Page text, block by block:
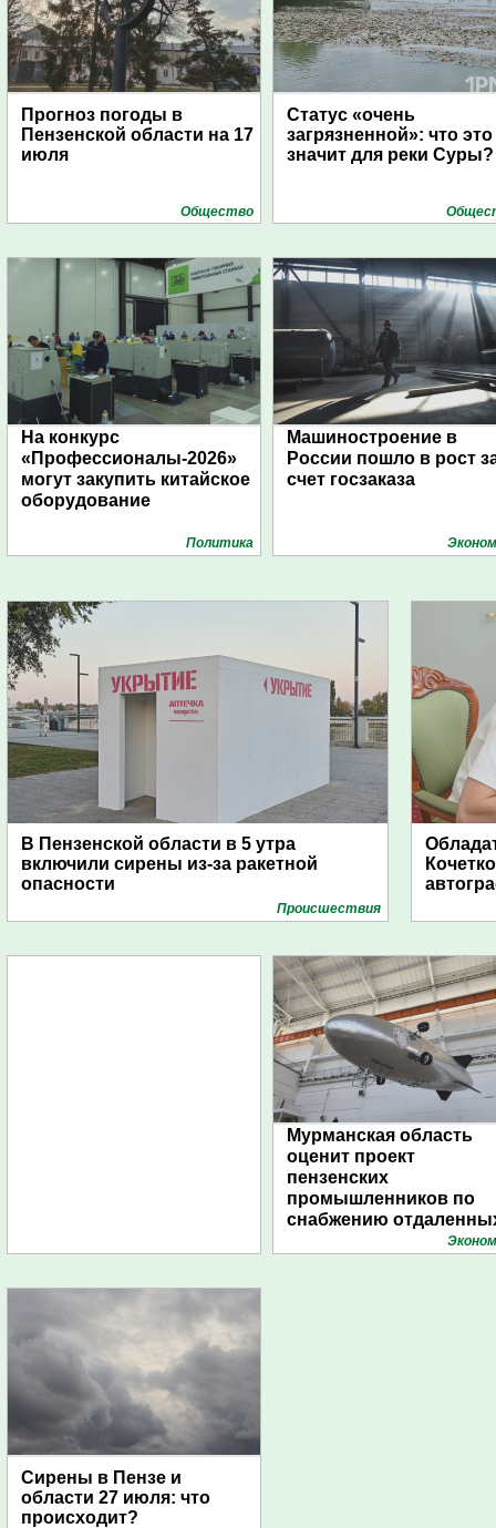
Прогноз погоды в
Пензенской области на 17
июля
Общество
Статус «очень
загрязненной»: что это
значит для реки Суры?
На конкурс
«Профессионалы-2026»
могут закупить китайское
оборудование
Политика
Машиностроение в
России пошло в рост
счет госзаказа
В Пензенской области в 5 утра
включили сирены из-за ракетной
опасности
Проиcшествия
Мурманская область
оценит проект
пензенских
промышленников по
снабжению
поселений с помощью
Сирены в Пензе и
области 27 июля: что
происходит?